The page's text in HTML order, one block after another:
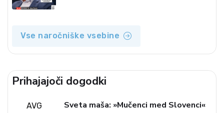
Vse naročniške vsebine
Prihajajoči dogodki
AVG Sveta maša: »Mučenci med Slovenci«